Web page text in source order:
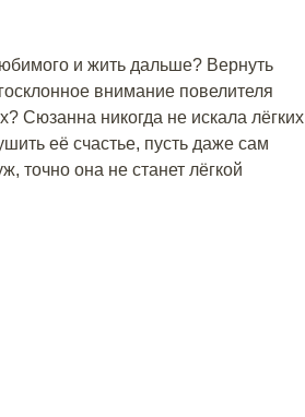
и жить дальше? Вернуть
внимание повелителя
Сюзанна никогда не искала лёгких
её счастье, пусть даже сам
точно она не станет лёгкой